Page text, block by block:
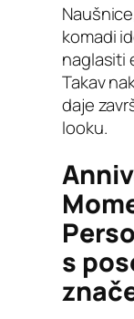
komadi
naglasiti
Takav
daje
looku.
s